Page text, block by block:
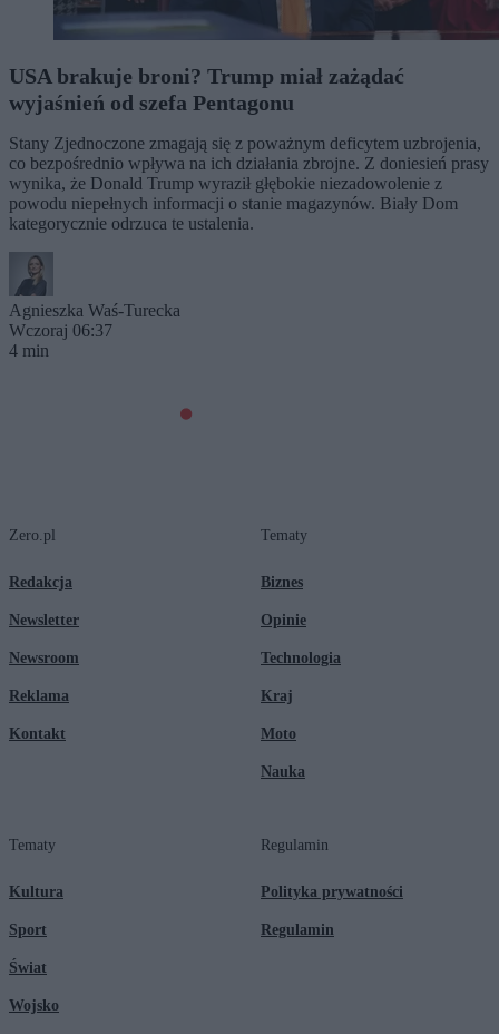
USA brakuje broni? Trump miał zażądać
wyjaśnień od szefa Pentagonu
Stany Zjednoczone zmagają się z poważnym deficytem uzbrojenia,
co bezpośrednio wpływa na ich działania zbrojne. Z doniesień prasy
wynika, że Donald Trump wyraził głębokie niezadowolenie z
powodu niepełnych informacji o stanie magazynów. Biały Dom
kategorycznie odrzuca te ustalenia.
Agnieszka Waś-Turecka
Wczoraj 06:37
4 min
Zero.pl
Redakcja
Newsletter
Newsroom
Reklama
Kontakt
Tematy
Biznes
Opinie
Technologia
Kraj
Moto
Nauka
Tematy
Kultura
Sport
Świat
Wojsko
Regulamin
Polityka prywatności
Regulamin